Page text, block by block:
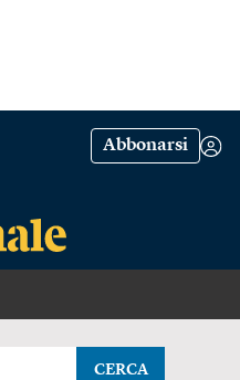
Abbonarsi
CERCA